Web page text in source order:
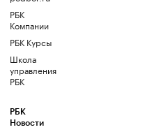
РБК
Компании
РБК Курсы
Школа
управления
РБК
РБК
Новости